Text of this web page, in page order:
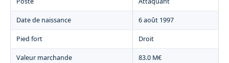
Date de naissance 6 août 1997
Pied fort Droit
Valeur marchande 83.0 M€